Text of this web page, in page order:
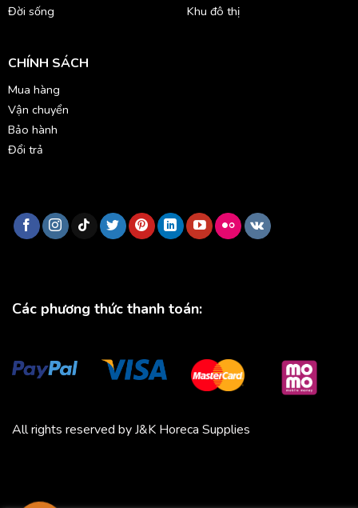
Đời sống
Khu đô thị
CHÍNH SÁCH
Mua hàng
Vận chuyển
Bảo hành
Đổi trả
Các phương thức thanh toán:
All rights reserved by J&K Horeca Supplies